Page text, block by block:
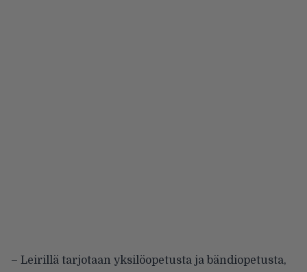
– Leirillä tarjotaan yksilöopetusta ja bändiopetusta,